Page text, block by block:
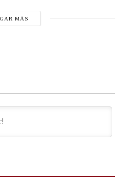
MÁS